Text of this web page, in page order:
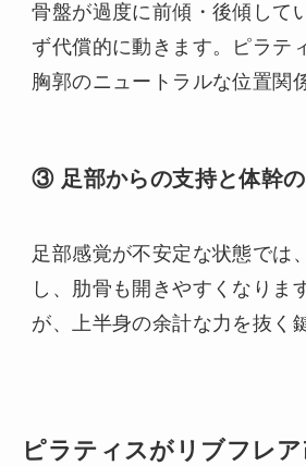
骨盤が過度に前傾・後傾して
ず代償的に動きます。ピラテ
胸郭のニュートラルな位置関
③ 足部からの支持と体幹
足部感覚が不安定な状態では
し、肋骨も開きやすくなりま
が、上半身の余計な力を抜く
ピラティスがリブフレ